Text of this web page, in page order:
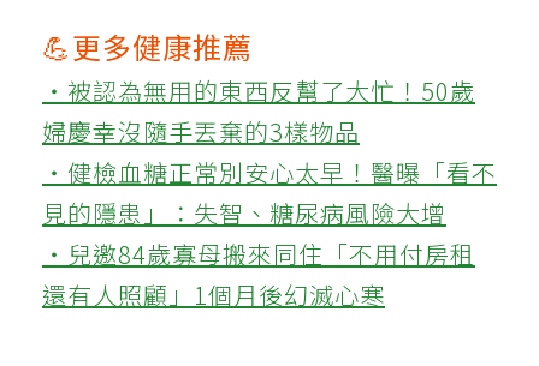
💪更多健康推薦
‧被認為無用的東西反幫了大忙！50歲
婦慶幸沒隨手丟棄的3樣物品
‧健檢血糖正常別安心太早！醫曝「看不
見的隱患」：失智、糖尿病風險大增
‧兒邀84歲寡母搬來同住「不用付房租
還有人照顧」1個月後幻滅心寒